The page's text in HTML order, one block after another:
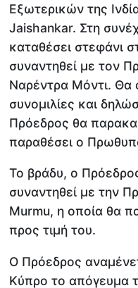
Εξωτερικών της
Jaishankar. Στη
καταθέσει στεφάνι
συναντηθεί με τον
Ναρέντρα Μόντι. Θα
συνομιλίες και
Πρόεδρος θα
παραθέσει ο
Το βράδυ, ο
συναντηθεί με την
Murmu, η οποία θα
προς τιμή του.
Ο Πρόεδρος
Κύπρο το απόγευμα